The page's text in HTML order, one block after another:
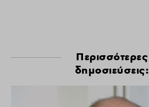
Περισσότερες
δημοσιεύσεις: